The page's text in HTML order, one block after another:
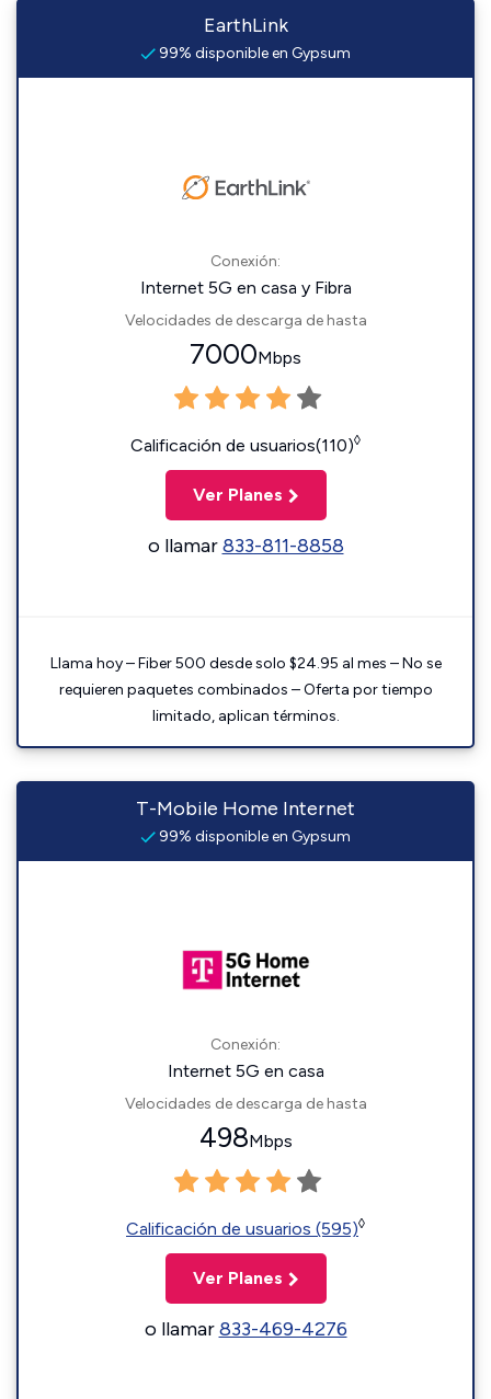
EarthLink
99% disponible en Gypsum
Conexión:
Internet 5G en casa y Fibra
Velocidades de descarga de hasta
7000Mbps
Calificación de usuarios(110)◊
Ver Planes
o llamar833-811-8858
Llama hoy – Fiber 500 desde solo $24.95 al mes – No se
requieren paquetes combinados – Oferta por tiempo
limitado, aplican términos.
T-Mobile Home Internet
99% disponible en Gypsum
Conexión:
Internet 5G en casa
Velocidades de descarga de hasta
498Mbps
Calificación de usuarios (595)◊
Ver Planes
o llamar833-469-4276